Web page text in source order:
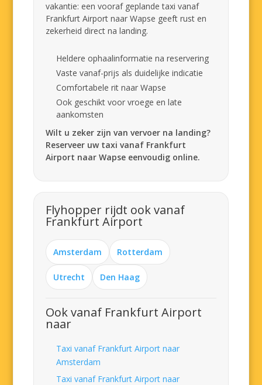
vakantie: een vooraf geplande taxi vanaf
Frankfurt Airport naar Wapse geeft rust en
zekerheid direct na landing.
Heldere ophaalinformatie na reservering
Vaste vanaf-prijs als duidelijke indicatie
Comfortabele rit naar Wapse
Ook geschikt voor vroege en late
aankomsten
Wilt u zeker zijn van vervoer na landing?
Reserveer uw taxi vanaf Frankfurt
Airport naar Wapse eenvoudig online.
Flyhopper rijdt ook vanaf
Frankfurt Airport
Amsterdam Rotterdam
Utrecht Den Haag
Ook vanaf Frankfurt Airport
naar
Taxi vanaf Frankfurt Airport naar
Amsterdam
Taxi vanaf Frankfurt Airport naar